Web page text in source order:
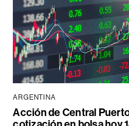
ARGENTINA
Acción de Central